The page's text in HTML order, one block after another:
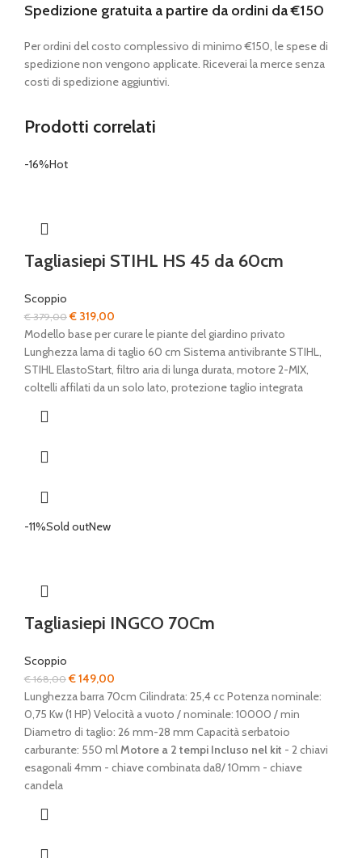
Spedizione gratuita a partire da ordini da €150
Per ordini del costo complessivo di minimo €150, le spese di
spedizione non vengono applicate. Riceverai la merce senza
costi di spedizione aggiuntivi.
Prodotti correlati
-16%Hot
Tagliasiepi STIHL HS 45 da 60cm
Scoppio
€379,00Il
prezzo
originale
era:
€ 379,00.
€ 319,00
prezzo
attuale
è:
€ 319,00.
Modello base per curare le piante del giardino privato
Lunghezza lama di taglio 60 cm Sistema antivibrante STIHL,
STIHL ElastoStart, filtro aria di lunga durata, motore 2-MIX,
coltelli affilati da un solo lato, protezione taglio integrata
-11%Sold outNew
Tagliasiepi INGCO 70Cm
Scoppio
€168,00Il
prezzo
originale
era:
€ 168,00.
€149,00
prezzo
attuale
è:
€ 149,00.
Lunghezza barra 70cm Cilindrata: 25,4 cc Potenza nominale:
0,75 Kw (1 HP) Velocità a vuoto / nominale: 10000 / min
Diametro di taglio: 26 mm-28 mm Capacità serbatoio
carburante: 550 mlMotore a 2 tempi Incluso nel kit - 2 chiavi
esagonali 4mm - chiave combinata da8/ 10mm - chiave
candela